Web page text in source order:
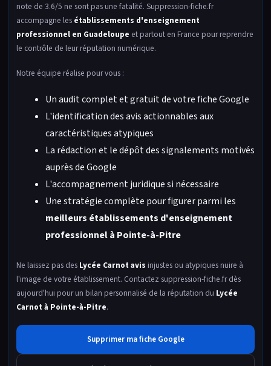
note de 3.6/5 ne sont pas une fatalité. Suppression-fiche.fr
accompagne les établissements d'enseignement
professionnel en Guadeloupe et partout en France pour reprendre
le contrôle de leur réputation numérique.
Notre équipe réalise pour vous :
Un audit complet et gratuit de votre fiche Google
L'identification des avis actionnables aux
caractéristiques atypiques
La rédaction et le dépôt des signalements motivés
auprès de Google
L'accompagnement juridique si nécessaire
Une stratégie complète pour figurer parmi les
meilleurs établissements d'enseignement
professionnel à Pointe-à-Pitre
Ne laissez pas des Lycée Carnot avis injustes ou atypiques nuire à
l'image de votre établissement. Contactez suppression-fiche.fr dès
aujourd'hui pour un bilan personnalisé de la réputation du Lycée
Carnot à Pointe-à-Pitre.
Supprimer ma fiche Google